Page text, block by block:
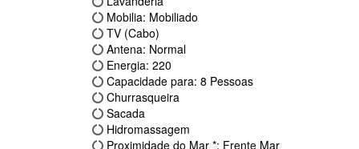
Mobilia: Mobiliado
TV (Cabo)
Antena: Normal
Energia: 220
Capacidade para: 8 Pessoas
Churrasqueira
Sacada
Hidromassagem
Proximidade do Mar *: Frente Mar